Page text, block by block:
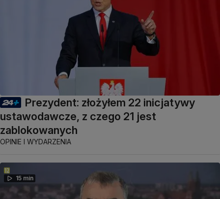
Prezydent: złożyłem 22 inicjatywy
ustawodawcze, z czego 21 jest
zablokowanych
OPINIE I WYDARZENIA
15 min